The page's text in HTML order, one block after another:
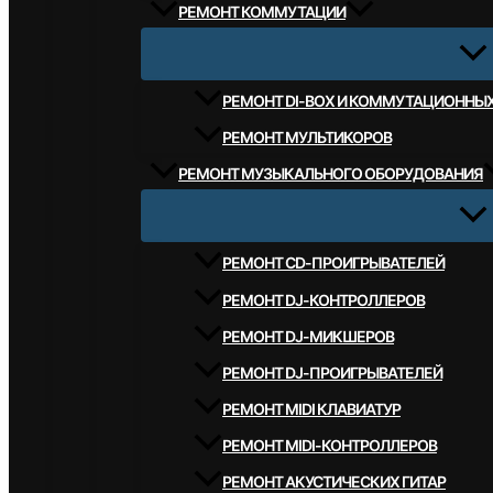
РЕМОНТ КОММУТАЦИИ
РЕМОНТ DI-BOX И
РЕМОНТ МУЛЬТИКОРОВ
РЕМОНТ МУЗЫКАЛЬНОГО ОБОРУДОВАНИЯ
РЕМОНТ CD-ПРОИГРЫВАТЕЛЕЙ
РЕМОНТ DJ-КОНТРОЛЛЕРОВ
РЕМОНТ DJ-МИКШЕРОВ
РЕМОНТ DJ-ПРОИГРЫВАТЕЛЕЙ
РЕМОНТ MIDI КЛАВИАТУР
РЕМОНТ MIDI-КОНТРОЛЛЕРОВ
РЕМОНТ АКУСТИЧЕСКИХ ГИТАР